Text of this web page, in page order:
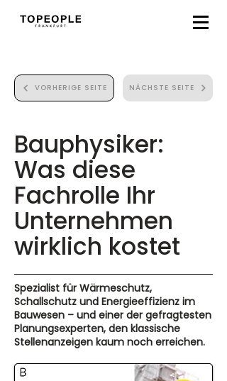
VORHERIGE SEITE NÄCHSTE SEITE
Bauphysiker:
Was diese
Fachrolle Ihr
Unternehmen
wirklich kostet
Spezialist für Wärmeschutz,
Schallschutz und Energieeffizienz im
Bauwesen – und einer der gefragtesten
Planungsexperten, den klassische
Stellenanzeigen kaum noch erreichen.